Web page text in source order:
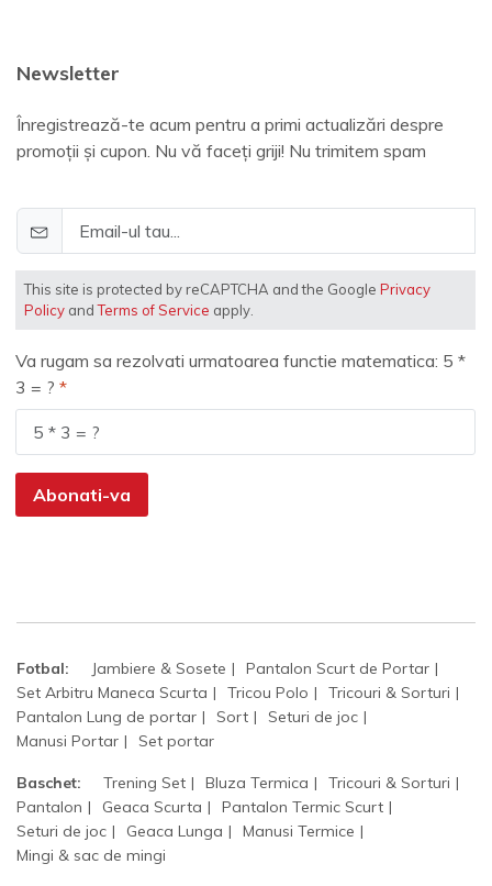
Newsletter
Înregistrează-te acum pentru a primi actualizări despre
promoții și cupon. Nu vă faceți griji! Nu trimitem spam
This site is protected by reCAPTCHA and the Google Privacy
Policy andTerms of Service apply.
Va rugam sa rezolvati urmatoarea functie matematica: 5 *
3 = ?
Abonati-va
Fotbal: Jambiere & Sosete
Pantalon Scurt de Portar
Set Arbitru Maneca Scurta
Tricou Polo
Tricouri & Sorturi
Pantalon Lung de portar
Sort
Seturi de joc
Manusi Portar
Set portar
Baschet: Trening Set Bluza Termica
Tricouri & Sorturi
Pantalon
Geaca Scurta
Pantalon Termic Scurt
Seturi de joc
Geaca Lunga
Manusi Termice
Mingi & sac de mingi